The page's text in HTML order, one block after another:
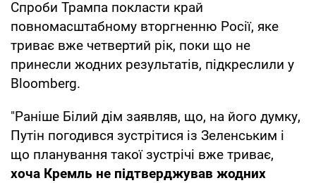
Спроби Трампа покласти край
повномасштабному вторгненню Росії, яке
триває вже четвертий рік, поки що не
принесли жодних результатів, підкреслили у
Bloomberg.
"Раніше Білий дім заявляв, що, на його думку,
Путін погодився зустрітися із Зеленським і
що планування такої зустрічі вже триває,
хоча Кремль не підтверджував жодних